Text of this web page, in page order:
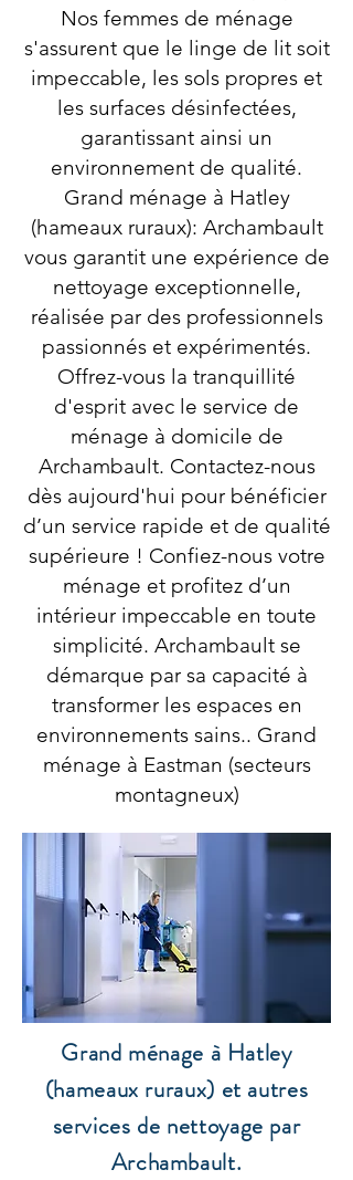
Nos femmes de ménage
s'assurent que le linge de lit soit
impeccable, les sols propres et
les surfaces désinfectées,
garantissant ainsi un
environnement de qualité.
Grand ménage à Hatley
(hameaux ruraux): Archambault
vous garantit une expérience de
nettoyage exceptionnelle,
réalisée par des professionnels
passionnés et expérimentés.
Offrez-vous la tranquillité
d'esprit avec le service de
ménage à domicile de
Archambault. Contactez-nous
dès aujourd'hui pour bénéficier
d’un service rapide et de qualité
supérieure ! Confiez-nous votre
ménage et profitez d’un
intérieur impeccable en toute
simplicité. Archambault se
démarque par sa capacité à
transformer les espaces en
environnements sains.. Grand
ménage à Eastman (secteurs
montagneux)
Grand ménage à Hatley
(hameaux ruraux) et autres
services de nettoyage par
Archambault.